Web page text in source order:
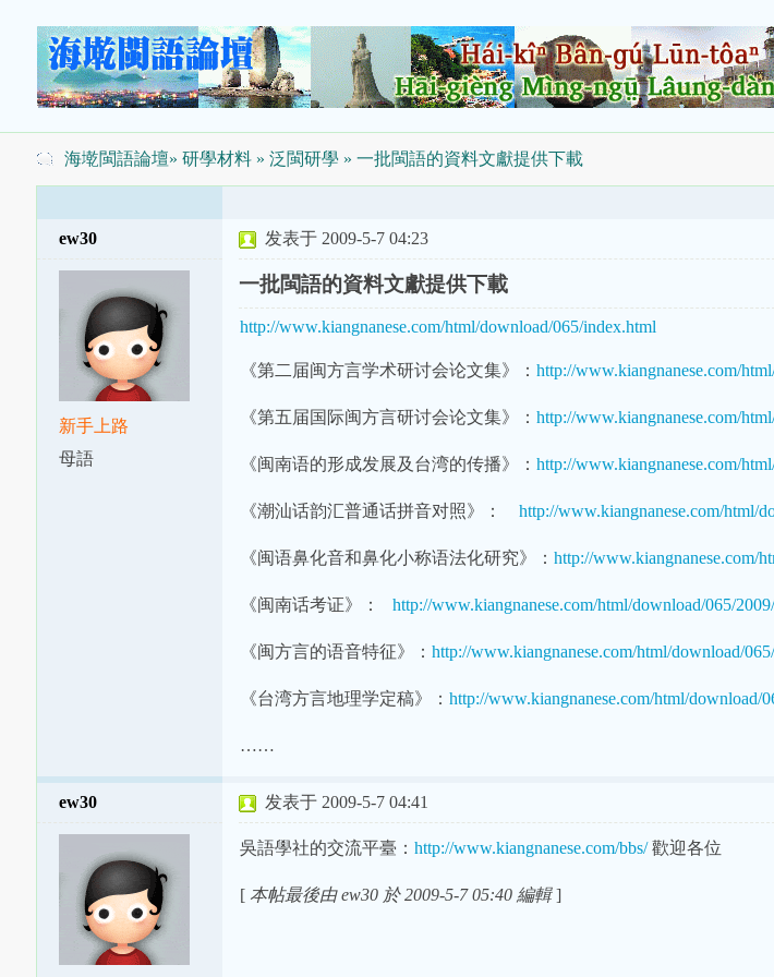
海墘閩語論壇» 研學材料» 泛閩研學» 一批閩語的資料文獻提供下載
ew30
新手上路
母語
发表于 2009-5-7 04:23
一批閩語的資料文獻提供下載
http://www.kiangnanese.com/html/download/065/index.html
《第二届闽方言学术研讨会论文集》： http://www.kiangnanese.com/
《第五届国际闽方言研讨会论文集》： http://www.kiangnanese.com/
《闽南语的形成发展及台湾的传播》： http://www.kiangnanese.com/
《潮汕话韵汇普通话拼音对照》： http://www.kiangnanese.com/html/
《闽语鼻化音和鼻化小称语法化研究》： http://www.kiangnanese.com/
《闽南话考证》： http://www.kiangnanese.com/html/download/065/
《闽方言的语音特征》： http://www.kiangnanese.com/html/download/
《台湾方言地理学定稿》： http://www.kiangnanese.com/html/download/
……
ew30 发表于 2009-5-7 04:41
吳語學社的交流平臺： http://www.kiangnanese.com/bbs/歡迎各位
[本帖最後由 ew30 於 2009-5-7 05:40 編輯]